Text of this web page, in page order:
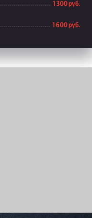
1 300 руб.
1 600 руб.